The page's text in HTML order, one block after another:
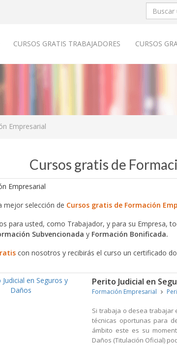
CURSOS GRATIS TRABAJADORES CURSOS
Empresarial
Cursos gratis de
mejor selección de Cursos gratis de Formación
para usted, como Trabajador, y para su Empresa,
Subvencionada y Formación Bonificada.
con nosotros y recibirás el curso un certificado
Perito Judicial en
Formación Empresarial
Si trabaja o desea trabajar
técnicas oportunas para
ámbito este es su
Daños (Titulación Oficial)